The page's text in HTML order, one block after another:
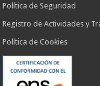
Política de Seguridad
Registro de Actividades y
Política de Cookies